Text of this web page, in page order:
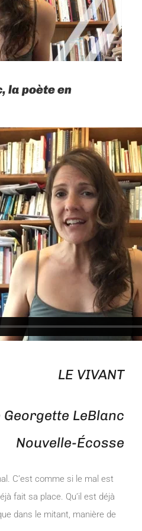
la poète en
LE VIVANT
LeBlanc
Nouvelle-Écosse
C’est comme si le mal est
fait sa place. Qu’il est déjà
dans le mitant, manière de